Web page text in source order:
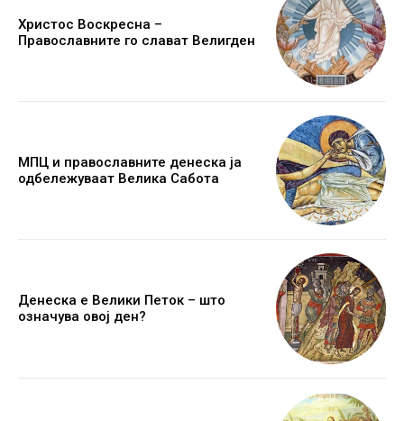
Христос Воскресна –
Православните го слават Велигден
МПЦ и православните денеска ја
одбележуваат Велика Сабота
Денеска е Велики Петок – што
означува овој ден?